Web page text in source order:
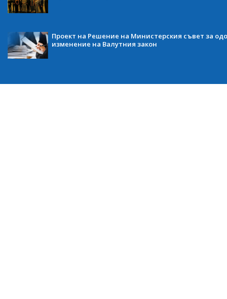
Проект на Решение на Министерския съвет за
изменение на Валутния закон